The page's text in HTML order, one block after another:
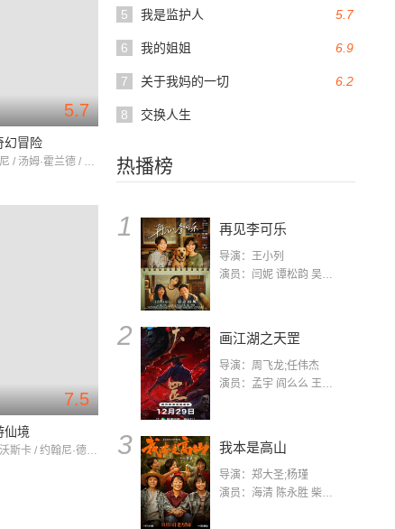
5.7
5 我是监护人
6.9
6 我的姐姐
6.2
7 关于我妈的一切
8 交换人生
热播榜
1 再见李可乐
导演：王小列
演员：闫妮 谭松韵 吴京 蒋龙 赵小棠 冯雷 李虎城 平安 小七 小可乐
2 画江湖之天罡
导演：周飞龙;任伟杰
演员：孟宇 阎么么 王凯 郭政建 阎萌萌 杨默 高枫 齐斯伽 刘芊含 马程
3 我本是高山
导演：郑大圣;杨瑾
演员：海清 陈永胜 柴烨 王玥婷 万国鹏 美朵达瓦 赵瑞婷 罗解艳 郭莉娜 潘家艳
5.7
幻冒险
小罗伯特·唐尼 / 汤姆·霍兰德 / 拉米·马雷克
7.5
仙境
米娅·华希科沃斯卡 / 约翰尼·德普 / 海伦娜·伯翰·卡特